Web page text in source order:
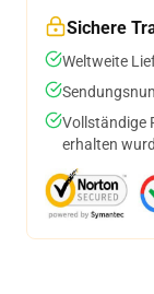
Sichere
Weltweite
Vollständige
erhalten